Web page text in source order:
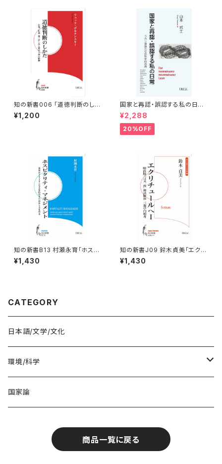
知の新書006 「道徳判断のしか
た」
¥1,200
国家と再認・誤認する私の日常：
ラカン理論の社会科学的活用
¥2,288
20%OFF
知の新書B13 村瀬永育「ホスピ
タリティ・マネジメント」
¥1,430
知の新書J09 鈴木貞美「エクリ
チュールへ１：明治期「言文一
¥1,430
CATEGORY
日本語/文学/文化
環境/科学
教育・医療
国家論
商品一覧に戻る